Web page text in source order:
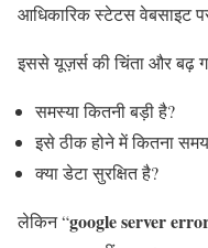
आधिकारिक स्टेटस वेबसाइट
इससे यूज़र्स की चिंता और बढ़
समस्या कितनी बड़ी है?
इसे ठीक होने में कितना
क्या डेटा सुरक्षित है?
लेकिन “google server